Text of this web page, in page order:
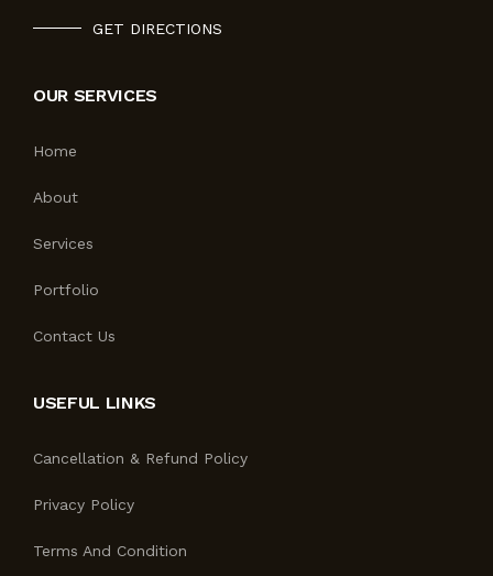
GET DIRECTIONS
OUR SERVICES
Home
About
Services
Portfolio
Contact Us
USEFUL LINKS
Cancellation & Refund Policy
Privacy Policy
Terms And Condition